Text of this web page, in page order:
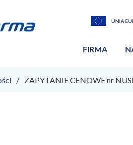
UNIA
FIRMA
ZAPYTANIE CENOWE nr